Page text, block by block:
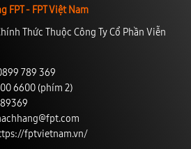
FPT - FPT Việt Nam
Thức Thuộc Công Ty Cổ Phần Viễn
789 369
6600(phím 2)
fptvietnam.vn/